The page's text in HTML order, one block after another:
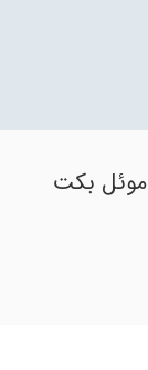
بکت